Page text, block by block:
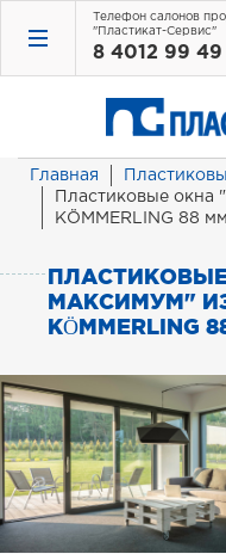
Телефон салонов
"Пластикат-Сервис"
8 4012 99 49
Главная
Пластиковые
KÖMMERLING 88
МАКСИМУМ"
KÖMMERLING